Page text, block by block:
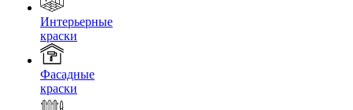
Интерьерные
краски
Фасадные
краски